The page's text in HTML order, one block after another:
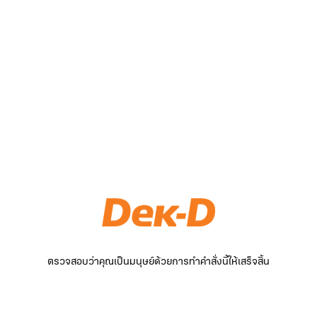
ตรวจสอบว่าคุณเป็นมนุษย์ด้วยการทำคำสั่งนี้ให้เสร็จสิ้น